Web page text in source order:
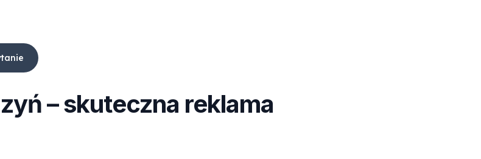
– skuteczna reklama